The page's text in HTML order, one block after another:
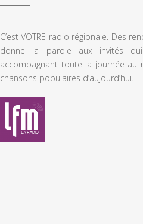
C’est VOTRE radio régionale. Des
donne la parole aux invités
accompagnant toute la journée au
chansons populaires d’aujourd’hui.